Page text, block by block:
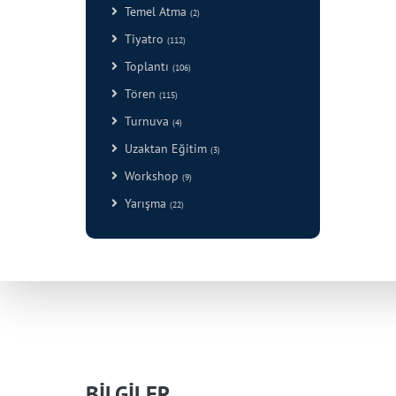
Temel Atma (2)
Tiyatro (112)
Toplantı (106)
Tören (115)
Turnuva (4)
Uzaktan Eğitim (3)
Workshop (9)
Yarışma (22)